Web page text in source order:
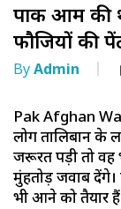
पाक आर्मी
फौजियों की
ByAdmin
Pak Afghan
लोग तालिबान के
जरूरत पड़ी तो
मुंहतोड़ जवाब
भी आने को तैयार